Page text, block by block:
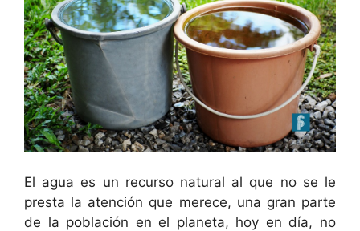
El agua es un recurso natural al que no se le
presta la atención que merece, una gran parte
de la población en el planeta, hoy en día, no